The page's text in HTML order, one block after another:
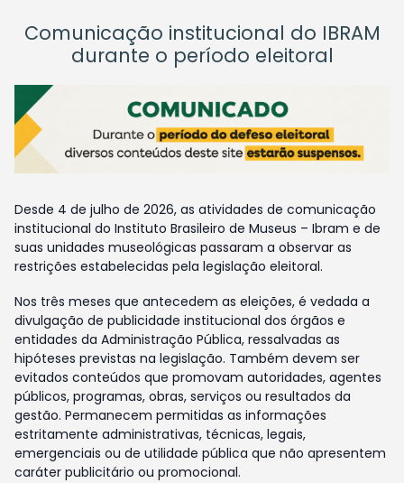
Comunicação institucional do IBRAM
durante o período eleitoral
Desde 4 de julho de 2026, as atividades de comunicação
institucional do Instituto Brasileiro de Museus – Ibram e de
suas unidades museológicas passaram a observar as
restrições estabelecidas pela legislação eleitoral.
Nos três meses que antecedem as eleições, é vedada a
divulgação de publicidade institucional dos órgãos e
entidades da Administração Pública, ressalvadas as
hipóteses previstas na legislação. Também devem ser
evitados conteúdos que promovam autoridades, agentes
públicos, programas, obras, serviços ou resultados da
gestão. Permanecem permitidas as informações
estritamente administrativas, técnicas, legais,
emergenciais ou de utilidade pública que não apresentem
caráter publicitário ou promocional.